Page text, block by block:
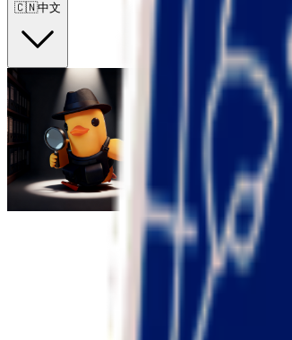
🇨🇳中文
Escape From Duckov